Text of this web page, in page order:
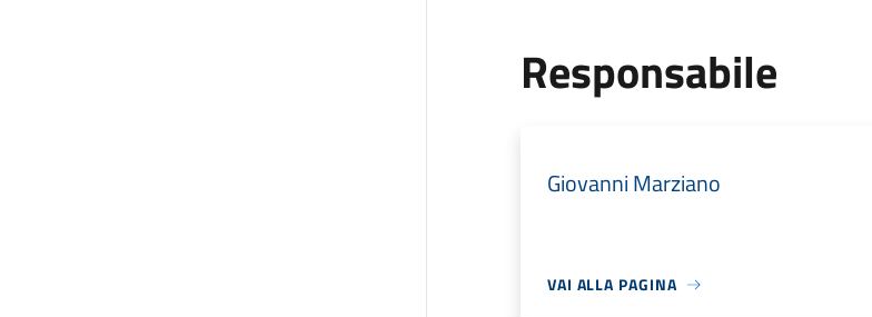
Responsabile
Giovanni Marziano
VAI ALLA PAGINA